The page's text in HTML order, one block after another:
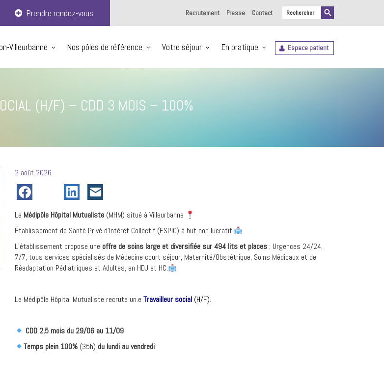
Prendre rendez-vous Recrutement Presse Contact
Villeurbanne Nos pôles de référence Votre séjour En pratique Espace patient
(H/F) – CDD 3 MOIS – 100%
Posté
le
2 août 2026
Le Médipôle Hôpital Mutualiste (MHM) situé à Villeurbanne
Établissement de Santé Privé d’Intérêt Collectif (ESPIC) à but non lucratif
L’établissement propose une offre de soins large et diversifiée sur 494 lits et places : Urgences 24/24,
7/7, tous services spécialisés de Médecine court séjour, Maternité/Obstétrique, Soins Médicaux et de
Réadaptation Pédiatriques et Adultes, en HDJ et HC.
Le Médipôle Hôpital Mutualiste recrute un.e Travailleur social (H/F).
CDD 2,5 mois du 29/06 au 11/09
Temps plein 100% (35h) du lundi au vendredi